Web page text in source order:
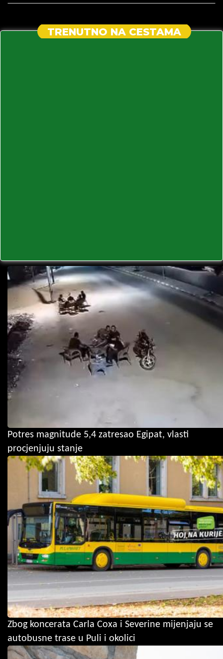
TRENUTNO NA CESTAMA
Potres magnitude 5,4 zatresao Egipat, vlasti
procjenjuju stanje
Zbog koncerata Carla Coxa i Severine mijenjaju se
autobusne trase u Puli i okolici